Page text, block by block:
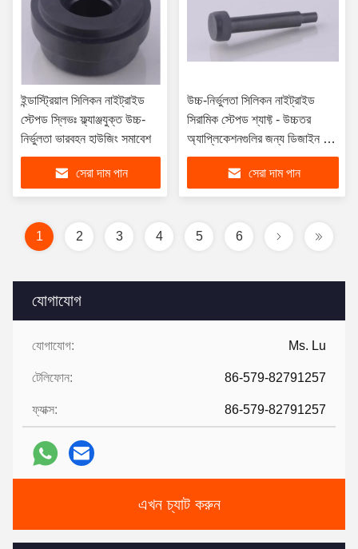
যোগাযোগ
যোগাযোগ: Ms. Lu
টেলিফোন: 86-579-82791257
ফ্যাক্স: 86-579-82791257
এখন চ্যাট করুন
ইন্ডাস্ট্রিয়াল সিলিকন নাইট্রাইড
স্টেপড স্লিভঃ ফ্ল্যাঞ্জযুক্ত উচ্চ-
নির্ভুলতা ভারবহন হাউজিং সমাবেশ
সেরা দাম পান
উচ্চ-নির্ভুলতা সিলিকন নাইট্রাইড
সিরামিক স্টেপড শ্যাফ্ট - উচ্চতর
অ্যাপ্লিকেশনগুলির জন্য ডিজাইন করা
উন্নত ট্রান্সমিশন সমাধান
সেরা দাম পান
1 2 3 4 5 6